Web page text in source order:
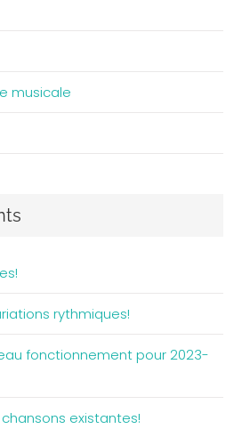
musicale
rythmiques!
fonctionnement pour 2023-
existantes!